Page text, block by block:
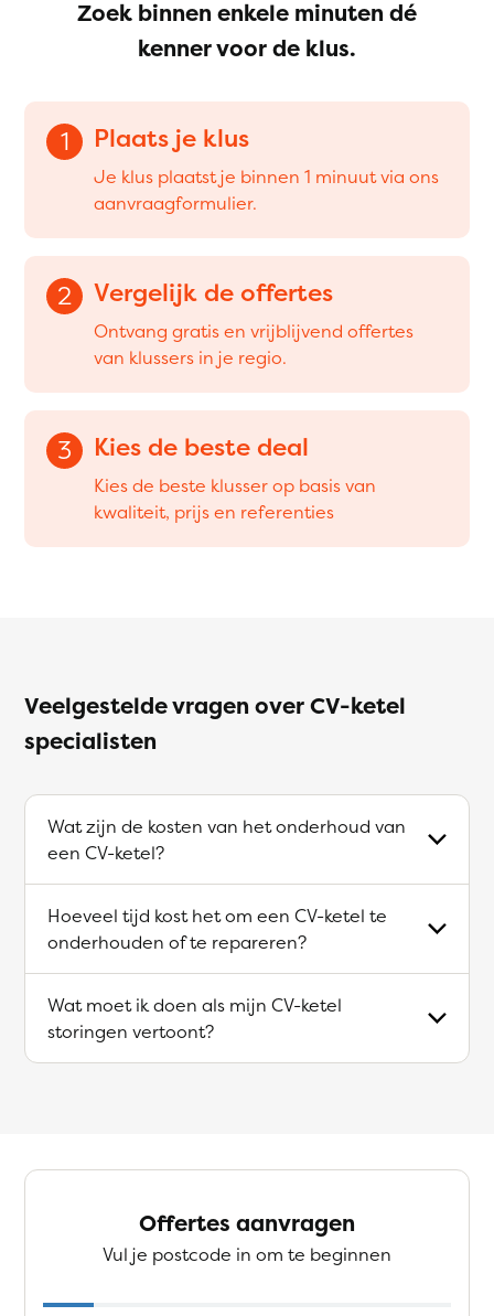
Zoek binnen enkele minuten dé
kenner voor de klus.
1 Plaats je klus
Je klus plaatst je binnen 1 minuut via ons
aanvraagformulier.
2 Vergelijk de offertes
Ontvang gratis en vrijblijvend offertes
van klussers in je regio.
3 Kies de beste deal
Kies de beste klusser op basis van
kwaliteit, prijs en referenties
Veelgestelde vragen over CV-ketel
specialisten
Wat zijn de kosten van het onderhoud van
een CV-ketel?
Hoeveel tijd kost het om een CV-ketel te
onderhouden of te repareren?
Wat moet ik doen als mijn CV-ketel
storingen vertoont?
Offertes aanvragen
Vul je postcode in om te beginnen